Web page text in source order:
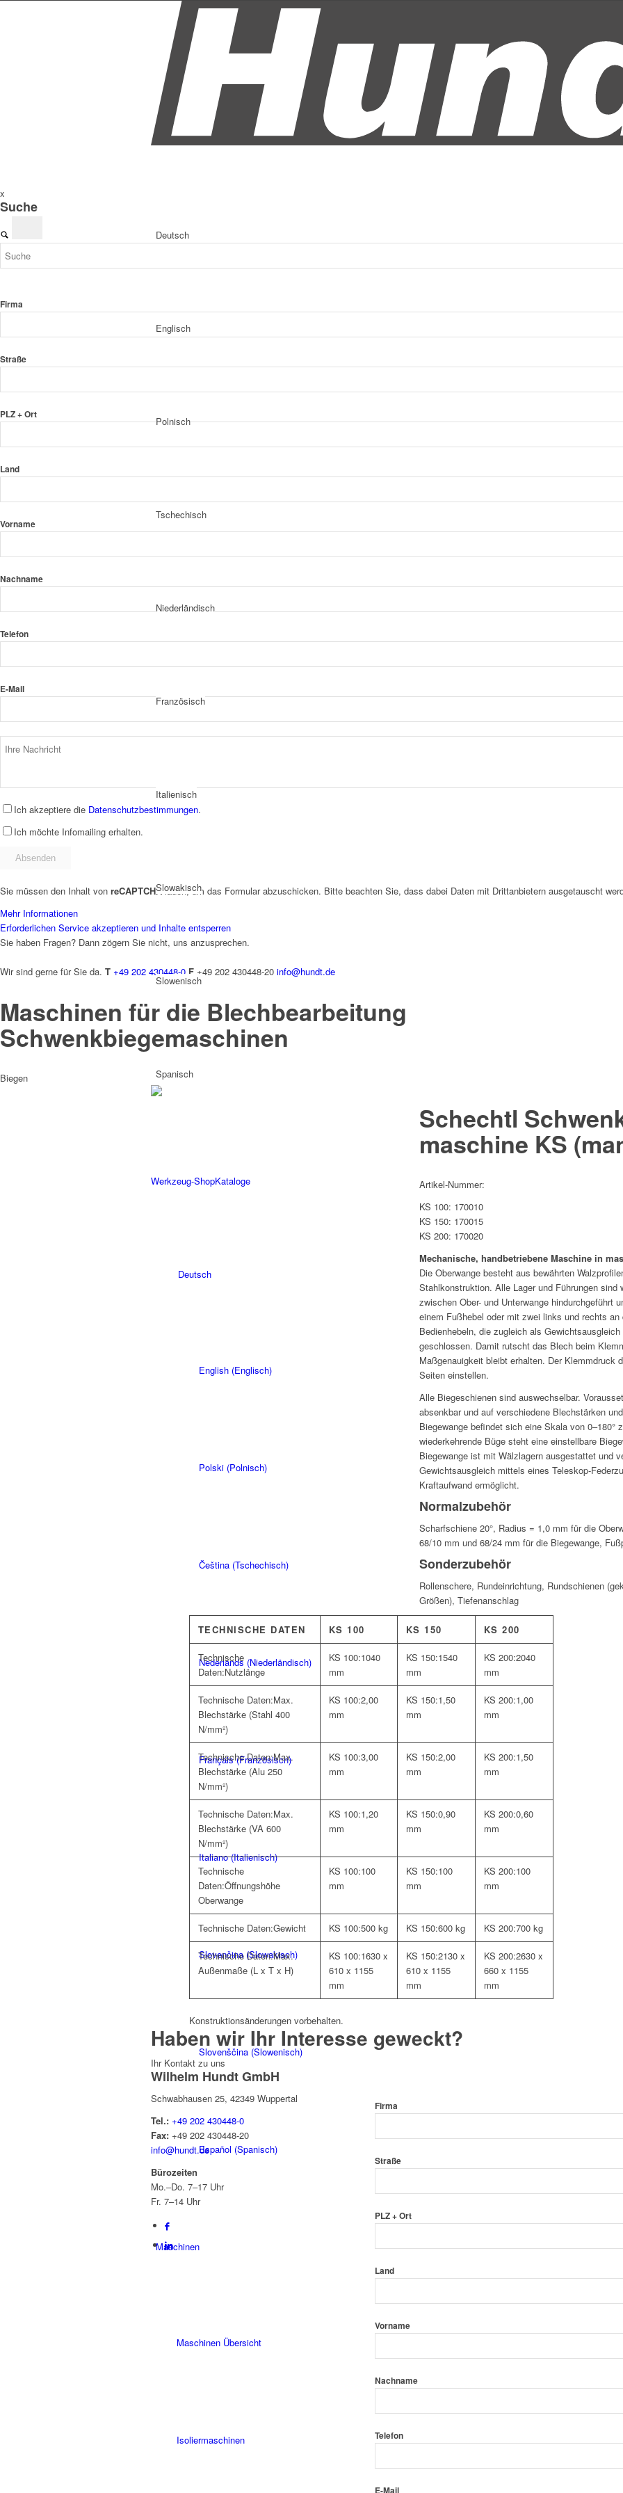
Deutsch
Englisch
Polnisch
Tschechisch
Niederländisch
Französisch
Italienisch
Slowakisch
Slowenisch
Spanisch
Werkzeug-ShopKataloge
Deutsch
English (Englisch)
Polski (Polnisch)
Čeština (Tschechisch)
Nederlands (Niederländisch)
Français(Französisch)
Italiano(Italienisch)
Slovenčina(Slowakisch)
Slovenščina (Slowenisch)
Español (Spanisch)
Maschinen
Maschinen Übersicht
Isoliermaschinen
x
Suche
Firma
Straße
PLZ + Ort
Land
Vorname
Nachname
Telefon
E-Mail
Ich akzeptiere die Datenschutzbestimmungen.
Ich möchte Infomailing erhalten.
Sie müssen den Inhalt von reCAPTCHAladen, um das Formular abzuschicken. Bitte beachten Sie, dass dabei Daten mit Drittanbietern ausgetauscht
Mehr Informationen
Erforderlichen Service akzeptieren und Inhalte entsperren
Sie haben Fragen? Dann zögern Sie nicht, uns anzusprechen.
Wir sind gerne für Sie da. T +49 202 430448-0 F +49 202 430448-20 info@hundt.de
Maschinen für die Blechbearbeitung
Schwenk­biege­maschinen
Biegen
Schechtl
maschine KS
Artikel-Nummer:
KS 100: 170010
KS 150: 170015
KS 200: 170020
Mechanische, handbetriebene Maschine in
Die Oberwange besteht aus bewährten
Stahlkonstruktion. Alle Lager und Führungen sind
zwischen Ober- und Unterwange hindurchgeführt
einem Fußhebel oder mit zwei links und rechts
Bedienhebeln, die zugleich als
geschlossen. Damit rutscht das Blech beim
Maßgenauigkeit bleibt erhalten. Der Klemmdruck
Seiten einstellen.
Alle Biegeschienen sind auswechselbar.
absenkbar und auf verschiedene Blechstärken
Biegewange befindet sich eine Skala von 0–180°
wiederkehrende Büge steht eine einstellbare
Biegewange ist mit Wälzlagern ausgestattet und
Gewichtsausgleich mittels eines Teleskop-
Kraftaufwand ermöglicht.
Normalzubehör
Scharfschiene 20°, Radius = 1,0 mm für die
68/10 mm und 68/24 mm für die Biegewange,
Sonderzubehör
Rollenschere, Rundeinrichtung, Rundschienen
Größen), Tiefenanschlag
TECHNISCHE DATEN KS 100 KS 150 KS 200
Technische
Daten:Nutzlänge
KS 100:1040
mm
KS 150:1540
mm
KS 200:2040
mm
Technische Daten:Max.
Blechstärke (Stahl 400
N/mm²)
KS 100:2,00
mm
KS 150:1,50
mm
KS 200:1,00
mm
Technische Daten:Max.
Blechstärke (Alu 250
N/mm²)
KS 100:3,00
mm
KS 150:2,00
mm
KS 200:1,50
mm
Technische Daten:Max.
Blechstärke (VA 600
N/mm²)
KS 100:1,20
mm
KS 150:0,90
mm
KS 200:0,60
mm
Technische
Daten:Öffnungshöhe
Oberwange
KS 100:100
mm
KS 150:100
mm
KS 200:100
mm
Technische Daten:Gewicht KS 100:500 kg KS 150:600 kg KS 200:700 kg
Technische Daten:Max.
Außenmaße (L x T x H)
KS 100:1630 x
610 x 1155
mm
KS 150:2130 x
610 x 1155
mm
KS 200:2630 x
660 x 1155
mm
Konstruktionsänderungen vorbehalten.
Haben wir Ihr Interesse geweckt?
Ihr Kontakt zu uns
Wilhelm Hundt GmbH
Schwabhausen 25, 42349 Wuppertal
Tel.: +49 202 430448-0
Fax: +49 202 430448-20
info@hundt.de
Bürozeiten
Mo.–Do. 7–17 Uhr
Fr. 7–14 Uhr
Firma
Straße
PLZ + Ort
Land
Vorname
Nachname
Telefon
E-Mail